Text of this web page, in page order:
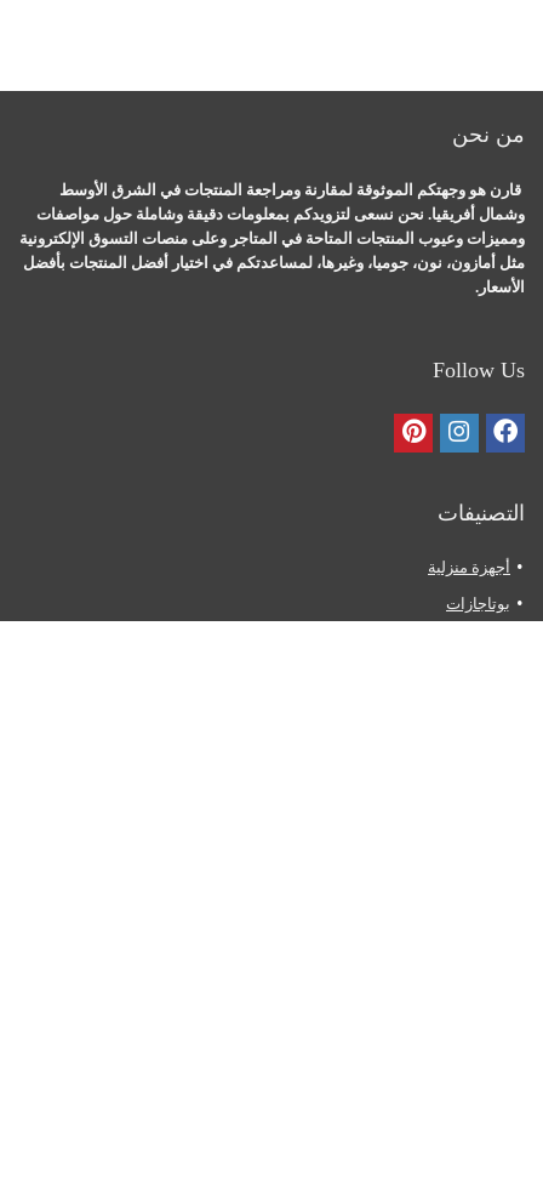
من نحن
قارن هو وجهتكم الموثوقة لمقارنة ومراجعة المنتجات في الشرق الأوسط
وشمال أفريقيا. نحن نسعى لتزويدكم بمعلومات دقيقة وشاملة حول مواصفات
ومميزات وعيوب المنتجات المتاحة في المتاجر وعلى منصات التسوق الإلكترونية
مثل أمازون، نون، جوميا، وغيرها، لمساعدتكم في اختيار أفضل المنتجات بأفضل
الأسعار.
Follow Us
التصنيفات
أجهزة منزلية
بوتاجازات